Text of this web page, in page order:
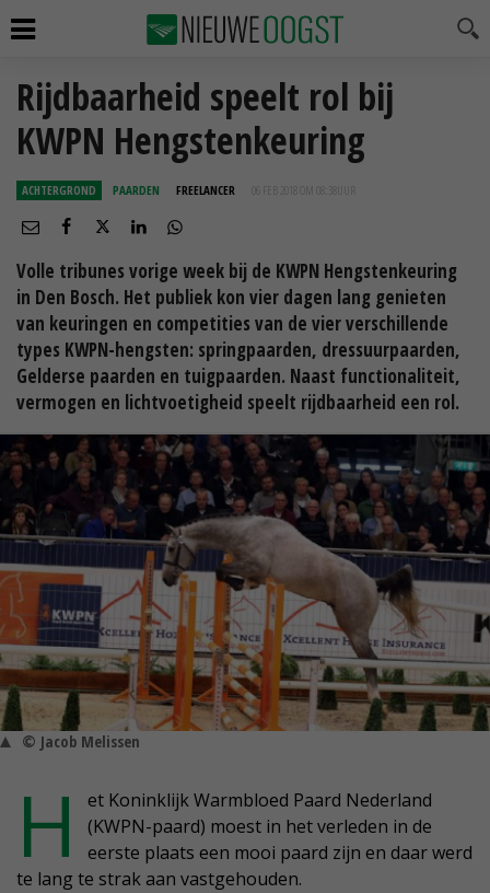
Rijdbaarheid speelt rol bij
KWPN Hengstenkeuring
ACHTERGROND PAARDEN FREELANCER 06 FEB 2018 OM 08:38
Volle tribunes vorige week bij de KWPN Hengstenkeuring
in Den Bosch. Het publiek kon vier dagen lang genieten
van keuringen en competities van de vier verschillende
types KWPN-hengsten: springpaarden, dressuurpaarden,
Gelderse paarden en tuigpaarden. Naast functionaliteit,
vermogen en lichtvoetigheid speelt rijdbaarheid een rol.
© Jacob Melissen
H
et Koninklijk Warmbloed Paard Nederland
(KWPN-paard) moest in het verleden in de
eerste plaats een mooi paard zijn en daar werd
te lang te strak aan vastgehouden.